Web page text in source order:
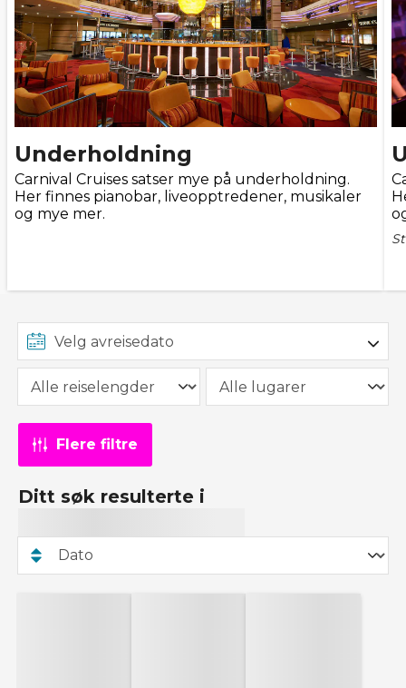
Underholdning
Carnival Cruises satser mye på underholdning.
Her finnes pianobar, liveopptredener, musikaler
og mye mer.
Flere filtre
Ditt søk resulterte i